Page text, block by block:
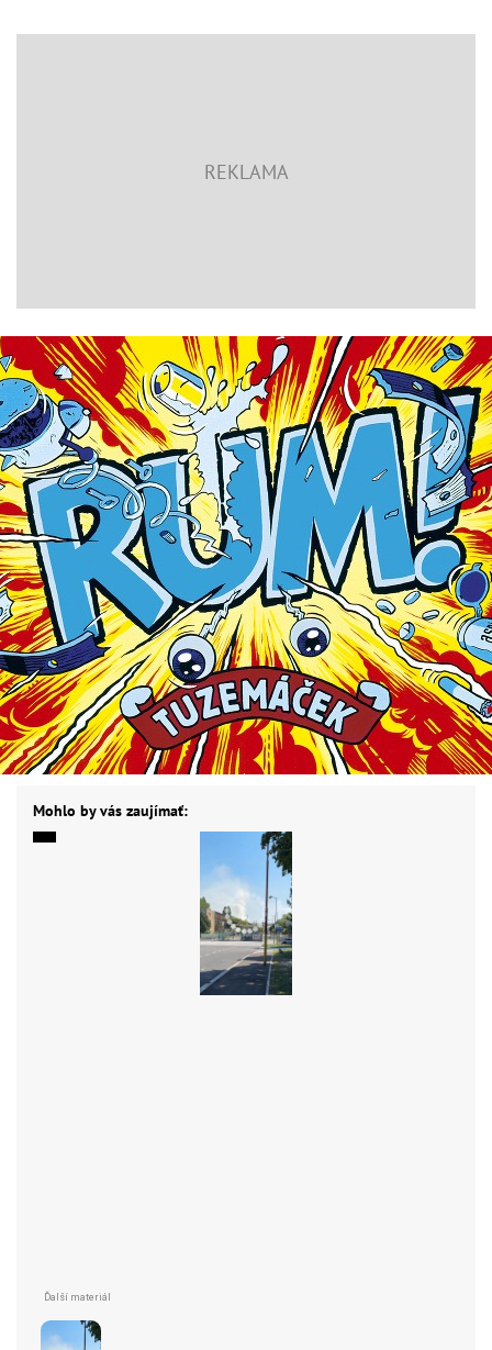
Mohlo by vás zaujímať: